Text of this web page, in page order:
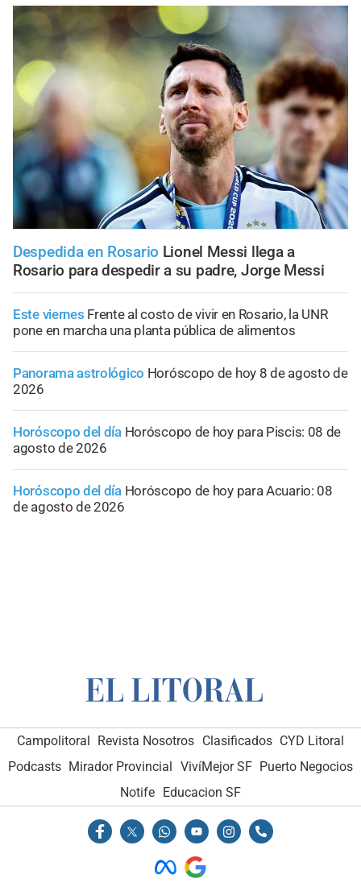
Despedida en Rosario Lionel Messi llega a
Rosario para despedir a su padre, Jorge Messi
Este viernes Frente al costo de vivir en Rosario, la UNR
pone en marcha una planta pública de alimentos
Panorama astrológico Horóscopo de hoy 8 de agosto de
2026
Horóscopo del día Horóscopo de hoy para Piscis: 08 de
agosto de 2026
Horóscopo del día Horóscopo de hoy para Acuario: 08
de agosto de 2026
Campolitoral Revista Nosotros Clasificados CYD Litoral
Podcasts Mirador Provincial VivíMejor SF Puerto Negocios
Notife Educacion SF